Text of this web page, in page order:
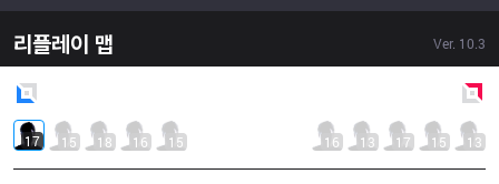
리플레이 맵 Ver. 10.3
17 15 18 16 15 16 13 17 15 13